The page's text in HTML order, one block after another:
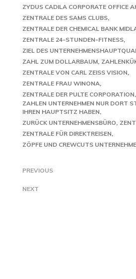
ZYDUS CADILA CORPORATE OFFICE
ZENTRALE DES SAMS CLUBS
ZENTRALE DER CHEMICAL BANK
ZENTRALE 24-STUNDEN-FITNESS
ZIEL DES
ZAHL ZUM DOLLARBAUM
ZENTRALE VON CARL ZEISS VISION
ZENTRALE FRAU WINONA
ZENTRALE DER PULTE CORPORATION
ZAHLEN UNTERNEHMEN NUR DORT
IHREN HAUPTSITZ HABEN
ZURÜCK UNTERNEHMENSBÜRO
ZENTRALE FÜR DIREKTREISEN
ZÖPFE UND CREWCUTS
PREVIOUS
NEXT